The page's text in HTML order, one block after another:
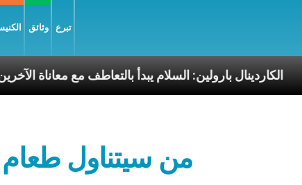
وثائق تبرع
الكاردينال بارولين: السلام يبدأ بالتعاطف مع
من سيتناول طعام